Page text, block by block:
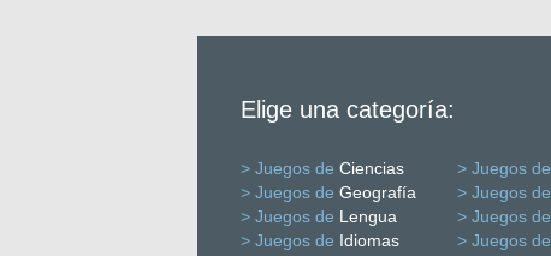
Elige una categoría:
> Juegos de Ciencias > Juegos de
> Juegos de Geografía > Juegos de
> Juegos de Lengua > Juegos de
> Juegos de Idiomas > Juegos de